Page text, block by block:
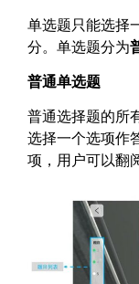
单选题只能选择
分。单选题分为
普通单选题
普通选择题的所
选择一个选项作
项，用户可以翻